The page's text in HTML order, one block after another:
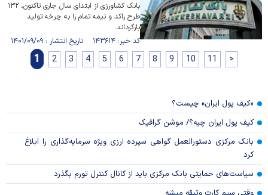
بانک کشاورزی از ابتدای سال جاری تاکنون، ۱۳۲
طرح راکد و نیمه تمام را به چرخه تولید
بازگرداند.
کد خبر: ۱۴۳۶۱۴ تاریخ انتشار : ۱۴۰۱/۰۹/۰۹
1 2 3 4 5 6 7 8 9 10 11 >
«کیف پول ایران» چیست؟
کیف پول ایران چیه؟/ موشن گرافیک
بانک مرکزی دستورالعمل گواهی سپرده ارزی ویژه سرمایه‌گذاری را ابلاغ
کرد
سیاست‌های حمایتی بانک مرکزی باید از کانال کنترل تورم بگذرد